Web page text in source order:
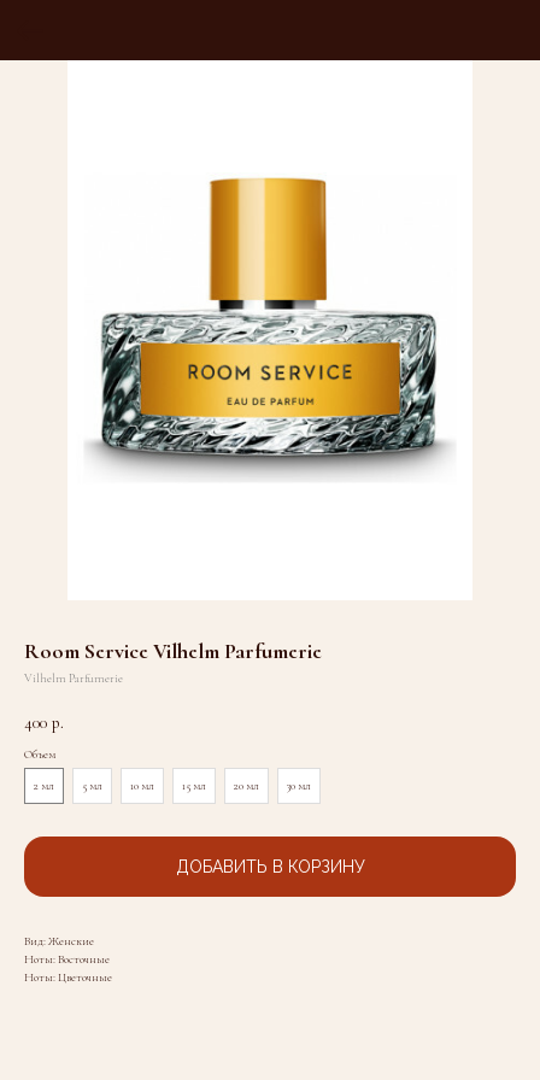
Room Service Vilhelm Parfumerie
Vilhelm Parfumerie
400 р.
Объем
2 мл 5 мл 10 мл 15 мл 20 мл 30 мл
ДОБАВИТЬ В КОРЗИНУ
Вид: Женские
Ноты: Восточные
Ноты: Цветочные